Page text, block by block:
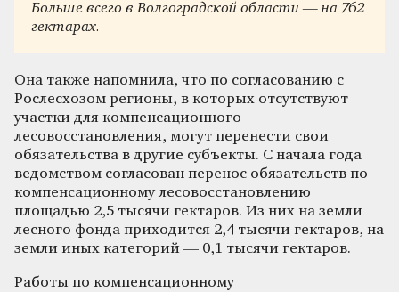
Больше всего в Волгоградской области — на 762
гектарах.
Она также напомнила, что по согласованию с
Рослесхозом регионы, в которых отсутствуют
участки для компенсационного
лесовосстановления, могут перенести свои
обязательства в другие субъекты. С начала года
ведомством согласован перенос обязательств по
компенсационному лесовосстановлению
площадью 2,5 тысячи гектаров. Из них на земли
лесного фонда приходится 2,4 тысячи гектаров, на
земли иных категорий — 0,1 тысячи гектаров.
Работы по компенсационному